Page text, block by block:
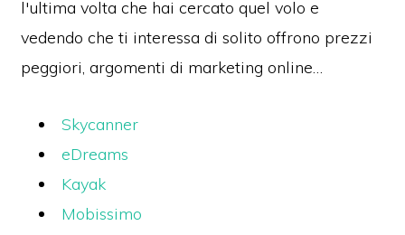
l'ultima volta che hai cercato quel volo e
vedendo che ti interessa di solito offrono prezzi
peggiori, argomenti di marketing online…
Skycanner
eDreams
Kayak
Mobissimo